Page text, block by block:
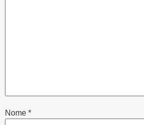
Nome *